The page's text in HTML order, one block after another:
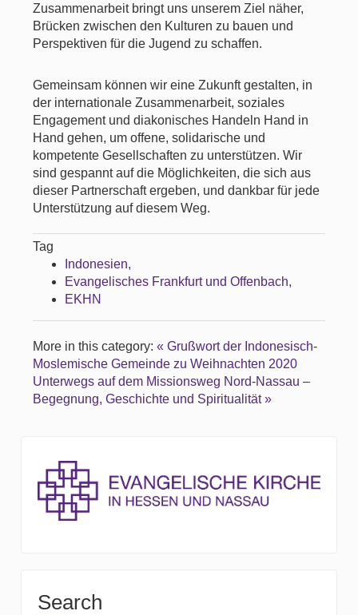
Zusammenarbeit bringt uns unserem Ziel näher,
Brücken zwischen den Kulturen zu bauen und
Perspektiven für die Jugend zu schaffen.
Gemeinsam können wir eine Zukunft gestalten, in
der internationale Zusammenarbeit, soziales
Engagement und diakonisches Handeln Hand in
Hand gehen, um offene, solidarische und
kompetente Gesellschaften zu unterstützen. Wir
sind gespannt auf die Möglichkeiten, die sich aus
dieser Partnerschaft ergeben, und dankbar für jede
Unterstützung auf diesem Weg.
Tag
Indonesien
Evangelisches Frankfurt und Offenbach
EKHN
More in this category: « Grußwort der Indonesisch-
Moslemische Gemeinde zu Weihnachten 2020
Unterwegs auf dem Missionsweg Nord-Nassau –
Begegnung, Geschichte und Spiritualität »
Search